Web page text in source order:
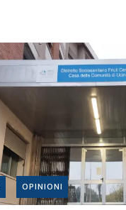
OPINIONI